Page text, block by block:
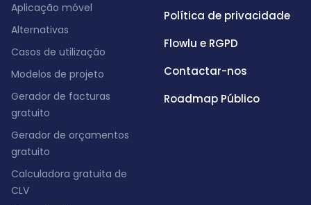
Aplicação móvel
Alternativas
Casos de utilização
Modelos de projeto
Gerador de facturas
gratuito
Gerador de orçamentos
gratuito
Calculadora gratuita de
CLV
Política de privacidade
Flowlu e RGPD
Contactar-nos
Roadmap Público